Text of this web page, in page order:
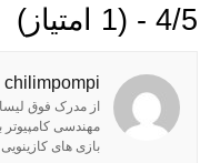
4/5 - (1 امتیاز)
chilimpompi
از مدرک فوق
مهندسی کامپیوتر
بازی های